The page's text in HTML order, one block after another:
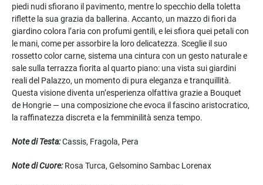
piedi nudi sfiorano il pavimento, mentre lo specchio della toletta
riflette la sua grazia da ballerina. Accanto, un mazzo di fiori da
giardino colora l’aria con profumi gentili, e lei sfiora quei petali con
le mani, come per assorbire la loro delicatezza. Sceglie il suo
rossetto color carne, sistema una cintura con un gesto naturale e
sale sulla terrazza fiorita al quarto piano: una vista sui giardini
reali del Palazzo, un momento di pura eleganza e tranquillità.
Questa visione diventa un’esperienza olfattiva grazie a Bouquet
de Hongrie — una composizione che evoca il fascino aristocratico,
la raffinatezza discreta e la femminilità senza tempo.
Note di Testa:Cassis, Fragola, Pera
Note di Cuore:Rosa Turca, Gelsomino Sambac Lorenax